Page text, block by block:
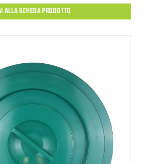
ALLA SCHEDA PRODOTTO